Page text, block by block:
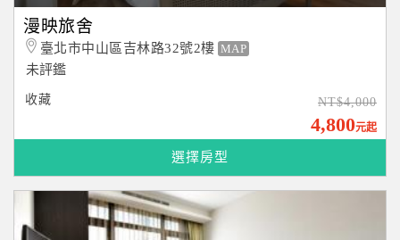
漫映旅舍
臺北市中山區吉林路32號2樓 MAP
未評鑑
收藏 NT$4,000
4,800元起
選擇房型